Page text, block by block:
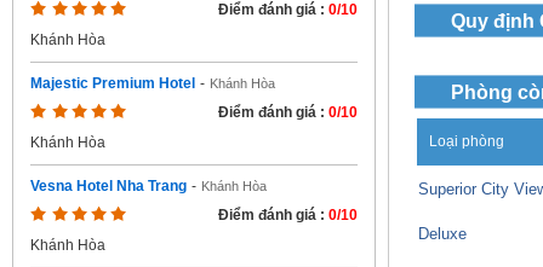
Điểm đánh giá : 0/10
Khánh Hòa
Majestic Premium Hotel - Khánh Hòa
Điểm đánh giá : 0/10
Khánh Hòa
Vesna Hotel Nha Trang - Khánh Hòa
Điểm đánh giá : 0/10
Khánh Hòa
Quy định
Phòng
Loại phòng
Superior City
Deluxe